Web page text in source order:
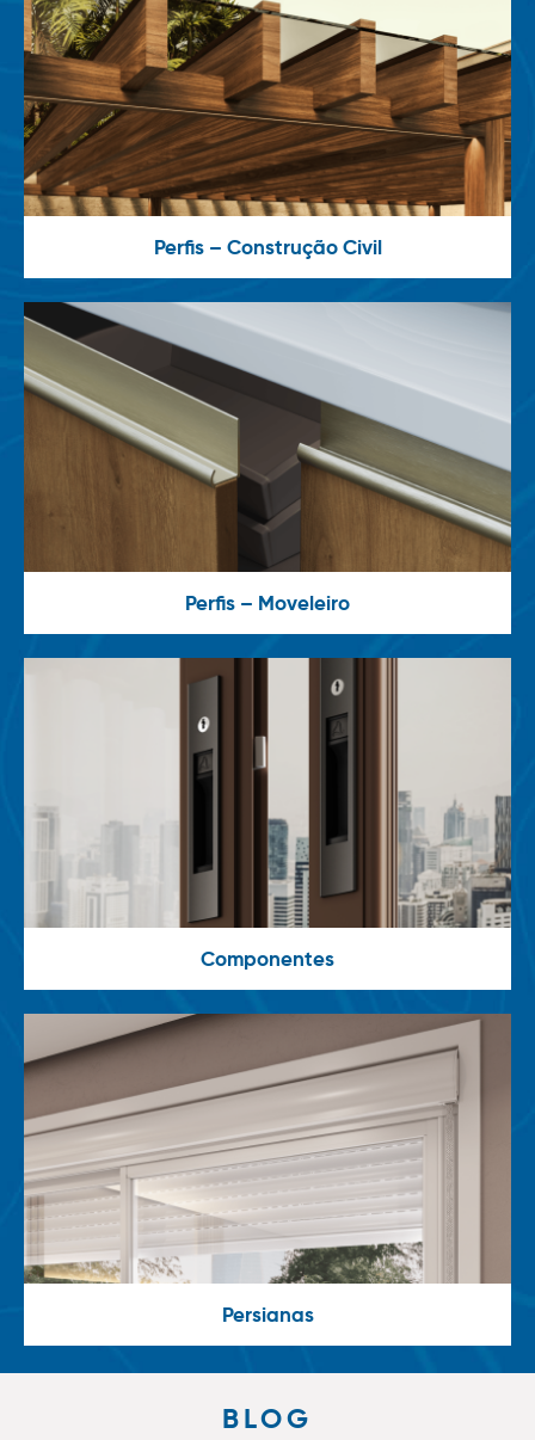
Perfis – Construção Civil
Perfis – Moveleiro
Componentes
Persianas
BLOG